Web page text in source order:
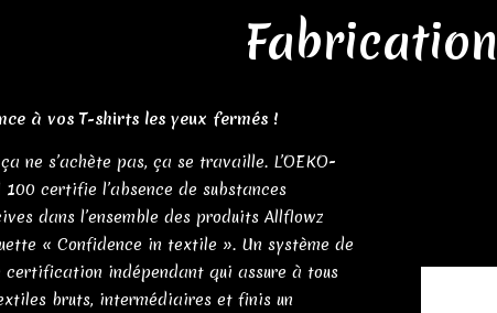
Fabrication
à vos T-shirts les yeux fermés !
ne s’achète pas, ça se travaille. L’OEKO-
certifie l’absence de substances
dans l’ensemble des produits Allflowz
« Confidence in textile ». Un système de
certification indépendant qui assure à tous
bruts, intermédiaires et finis un